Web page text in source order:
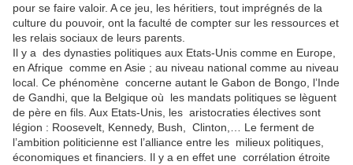
pour se faire valoir. A ce jeu, les héritiers, tout imprégnés de la
culture du pouvoir, ont la faculté de compter sur les ressources et
les relais sociaux de leurs parents.
Il y a des dynasties politiques aux Etats-Unis comme en Europe,
en Afrique comme en Asie ; au niveau national comme au niveau
local. Ce phénomène concerne autant le Gabon de Bongo, l’Inde
de Gandhi, que la Belgique où les mandats politiques se lèguent
de père en fils. Aux Etats-Unis, les aristocraties électives sont
légion : Roosevelt, Kennedy, Bush, Clinton,… Le ferment de
l’ambition politicienne est l’alliance entre les milieux politiques,
économiques et financiers. Il y a en effet une corrélation étroite